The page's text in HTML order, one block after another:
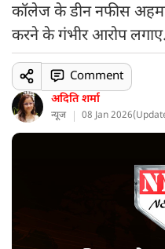
कॉलेज के डीन नफीस
करने के गंभीर आरोप लगाए.
अदिति शर्मा
न्यूज 08 Jan 2026(
Comment